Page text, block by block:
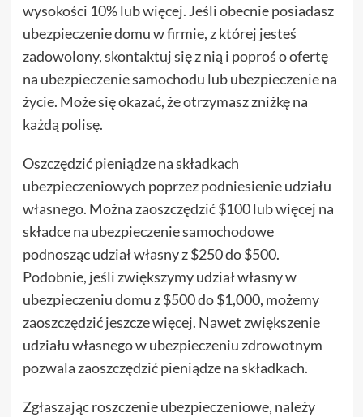
wysokości 10% lub więcej. Jeśli obecnie posiadasz
ubezpieczenie domu w firmie, z której jesteś
zadowolony, skontaktuj się z nią i poproś o ofertę
na ubezpieczenie samochodu lub ubezpieczenie na
życie. Może się okazać, że otrzymasz zniżkę na
każdą polisę.
Oszczędzić pieniądze na składkach
ubezpieczeniowych poprzez podniesienie udziału
własnego. Można zaoszczędzić $100 lub więcej na
składce na ubezpieczenie samochodowe
podnosząc udział własny z $250 do $500.
Podobnie, jeśli zwiększymy udział własny w
ubezpieczeniu domu z $500 do $1,000, możemy
zaoszczędzić jeszcze więcej. Nawet zwiększenie
udziału własnego w ubezpieczeniu zdrowotnym
pozwala zaoszczędzić pieniądze na składkach.
Zgłaszając roszczenie ubezpieczeniowe, należy